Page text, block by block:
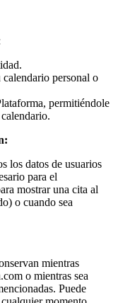
personal o
permitiéndole
los datos de usuarios
para el
mostrar una cita al
o cuando sea
mientras
o mientras sea
Puede